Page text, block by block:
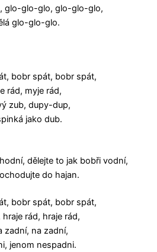
glo-glo-glo, glo-glo-glo,
glo-glo-glo.
bobr spát, bobr spát,
rád, myje rád,
zub, dupy-dup,
jako dub.
dělejte to jak bobři vodní,
do hajan.
bobr spát, bobr spát,
rád, hraje rád,
zadní, na zadní,
jenom nespadni.